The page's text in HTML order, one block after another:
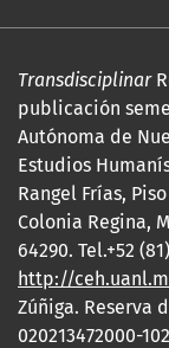
Transdisciplinar
publicación
Autónoma de
Estudios
Rangel Frías,
Colonia Regina,
64290. Tel.+52
http://
Zúñiga. Reserva
020213472000-